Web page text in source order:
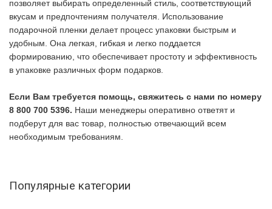
позволяет выбирать определенный стиль, соответствующий
вкусам и предпочтениям получателя. Использование
подарочной пленки делает процесс упаковки быстрым и
удобным. Она легкая, гибкая и легко поддается
формированию, что обеспечивает простоту и эффективность
в упаковке различных форм подарков.
Если Вам требуется помощь, свяжитесь с нами по номеру
8 800 700 5396. Наши менеджеры оперативно ответят и
подберут для вас товар, полностью отвечающий всем
необходимым требованиям.
Популярные категории